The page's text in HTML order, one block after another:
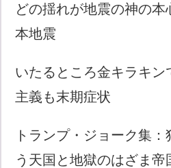
どの揺れが地震の神の
本地震
いたるところ金キラキン
主義も末期症状
トランプ・ジョーク集
う天国と地獄のはざま帝